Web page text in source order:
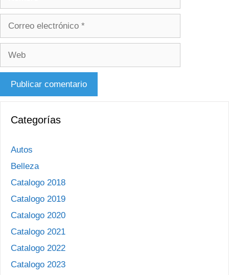
Categorías
Autos
Belleza
Catalogo 2018
Catalogo 2019
Catalogo 2020
Catalogo 2021
Catalogo 2022
Catalogo 2023